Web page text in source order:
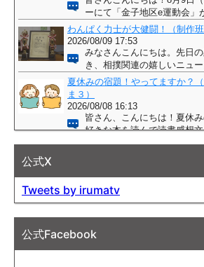
公式X
Tweets by irumatv
公式Facebook